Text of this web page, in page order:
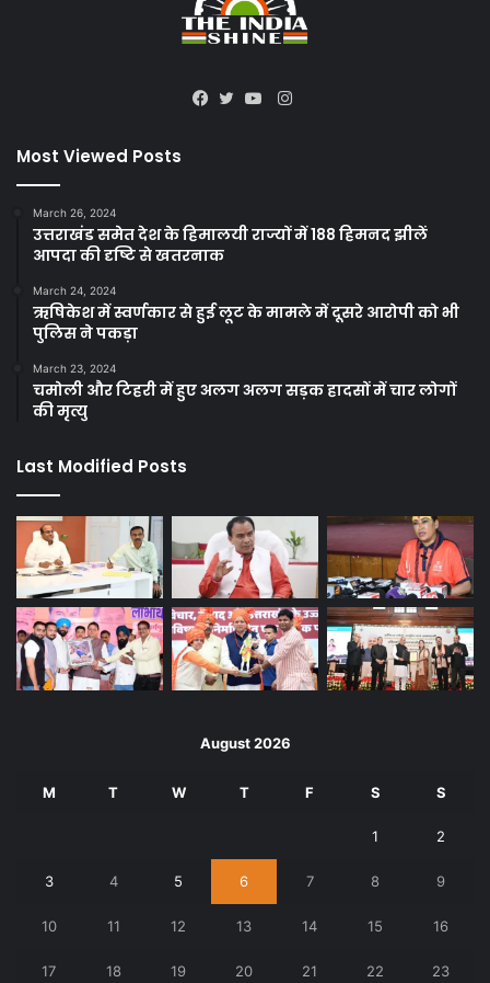
Instagram
Most Viewed Posts
March 26, 2024
उत्तराखंड समेत देश के हिमालयी राज्यों में 188 हिमनद झीलें
आपदा की दृष्टि से खतरनाक
March 24, 2024
ऋषिकेश में स्वर्णकार से हुई लूट के मामले में दूसरे आरोपी को भी
पुलिस ने पकड़ा
March 23, 2024
चमोली और टिहरी में हुए अलग अलग सड़क हादसों में चार लोगों
की मृत्यु
Last Modified Posts
August 2026
M T W T F S S
1 2
3 4 5 6 7 8 9
10 11 12 13 14 15 16
17 18 19 20 21 22 23